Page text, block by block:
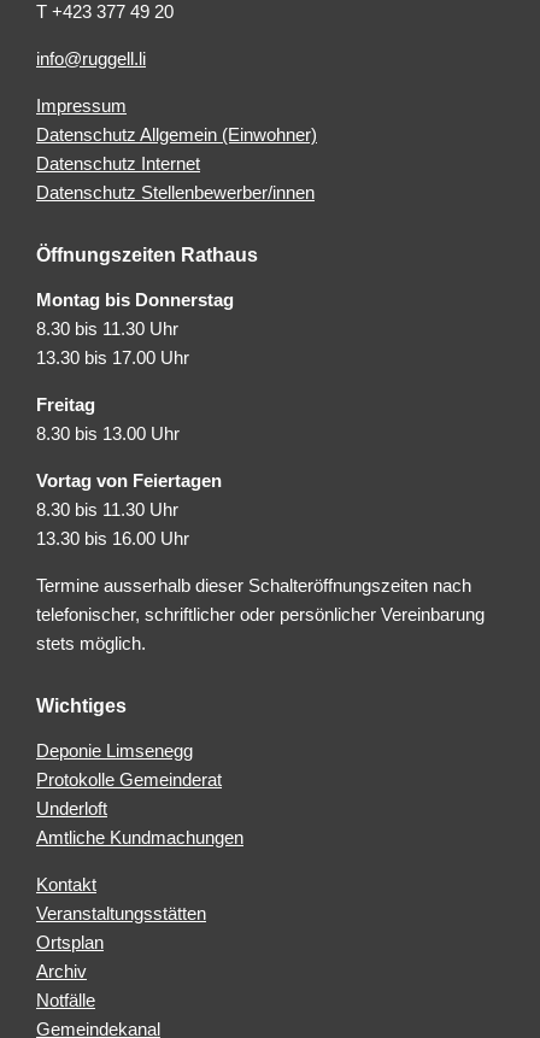
T +423 377 49 20
info@ruggell.li
Impressum
Datenschutz Allgemein (Einwohner)
Datenschutz Internet
Datenschutz Stellenbewerber/innen
Öffnungszeiten Rathaus
Montag bis Donnerstag
8.30 bis 11.30 Uhr
13.30 bis 17.00 Uhr
Freitag
8.30 bis 13.00 Uhr
Vortag von Feiertagen
8.30 bis 11.30 Uhr
13.30 bis 16.00 Uhr
Termine ausserhalb dieser Schalteröffnungszeiten nach
telefonischer, schriftlicher oder persönlicher Vereinbarung
stets möglich.
Wichtiges
Deponie Limsenegg
Protokolle Gemeinderat
Underloft
Amtliche Kundmachungen
Kontakt
Veranstaltungsstätten
Ortsplan
Archiv
Notfälle
Gemeindekanal